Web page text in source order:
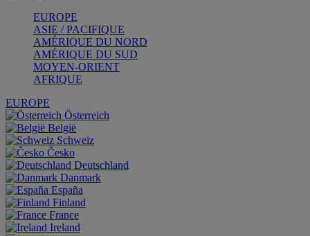
EUROPE
ASIE / PACIFIQUE
AMÉRIQUE DU NORD
AMÉRIQUE DU SUD
MOYEN-ORIENT
AFRIQUE
EUROPE
Österreich
België
Schweiz
Česko
Deutschland
Danmark
España
Finland
France
Ireland